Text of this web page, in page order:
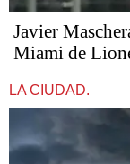
Javier
Miami de
LA CIUDAD.